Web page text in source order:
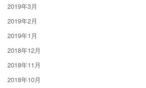
2019年3月
2019年2月
2019年1月
2018年12月
2018年11月
2018年10月